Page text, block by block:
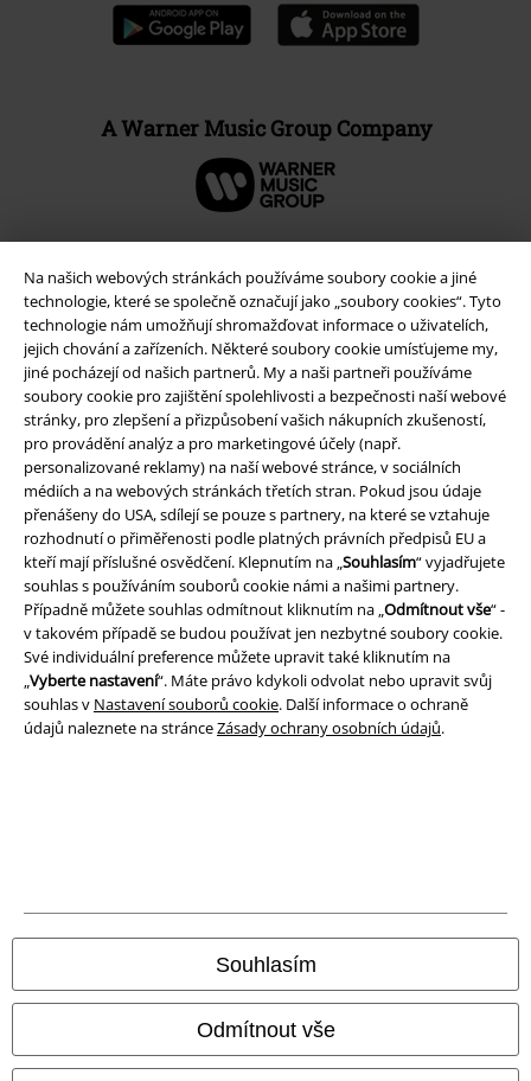
Na našich webových stránkách používáme soubory cookie a jiné
technologie, které se společně označují jako „soubory cookies“. Tyto
technologie nám umožňují shromažďovat informace o uživatelích,
jejich chování a zařízeních. Některé soubory cookie umísťujeme my,
jiné pocházejí od našich partnerů. My a naši partneři používáme
soubory cookie pro zajištění spolehlivosti a bezpečnosti naší webové
stránky, pro zlepšení a přizpůsobení vašich nákupních zkušeností,
pro provádění analýz a pro marketingové účely (např.
personalizované reklamy) na naší webové stránce, v sociálních
médiích a na webových stránkách třetích stran. Pokud jsou údaje
přenášeny do USA, sdílejí se pouze s partnery, na které se vztahuje
rozhodnutí o přiměřenosti podle platných právních předpisů EU a
kteří mají příslušné osvědčení. Klepnutím na „Souhlasím“ vyjadřujete
souhlas s používáním souborů cookie námi a našimi partnery.
Případně můžete souhlas odmítnout kliknutím na „Odmítnout vše“ -
v takovém případě se budou používat jen nezbytné soubory cookie.
Své individuální preference můžete upravit také kliknutím na
„Vyberte nastavení“. Máte právo kdykoli odvolat nebo upravit svůj
souhlas v Nastavení souborů cookie. Další informace o ochraně
údajů naleznete na stránceZásady ochrany osobních údajů.
Souhlasím
Odmítnout vše
A Warner Music Group Company
Právní informace
Podmínky
Prohlášení
Ochrana osobních údajů
Likvidace odpadu a ochrana životního prostředí
Prohlášení o shodě
Všechny ceny jsou včetně DPH, bezpoštovného a balného
© 1986-2026 EMP Merchandising